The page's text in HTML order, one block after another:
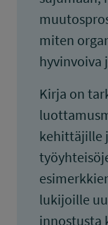
miten
hyvinvoiva
Kirja on
kehittäjille
lukijoille
innostusta